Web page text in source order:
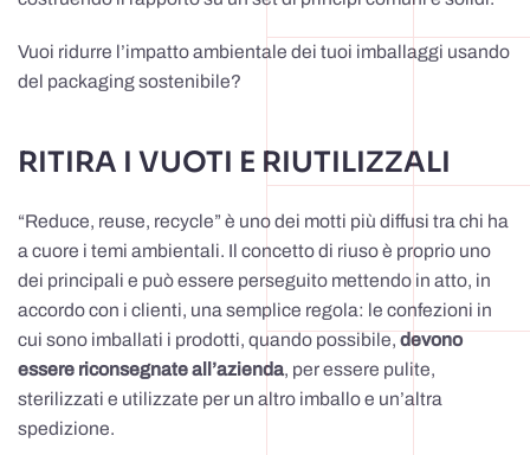
Vuoi ridurre l’impatto ambientale dei tuoi imballaggi usando
del packaging sostenibile?
RITIRA I VUOTI E RIUTILIZZALI
“Reduce, reuse, recycle” è uno dei motti più diffusi tra chi ha
a cuore i temi ambientali. Il concetto di riuso è proprio uno
dei principali e può essere perseguito mettendo in atto, in
accordo con i clienti, una semplice regola: le confezioni in
cui sono imballati i prodotti, quando possibile, devono
essere riconsegnate all’azienda, per essere pulite,
sterilizzati e utilizzate per un altro imballo e un’altra
spedizione.